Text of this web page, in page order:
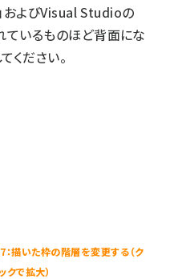
およびVisual Studioの
ているものほど背面にな
ください。
：描いた枠の階層を変更する（ク
クで拡大）